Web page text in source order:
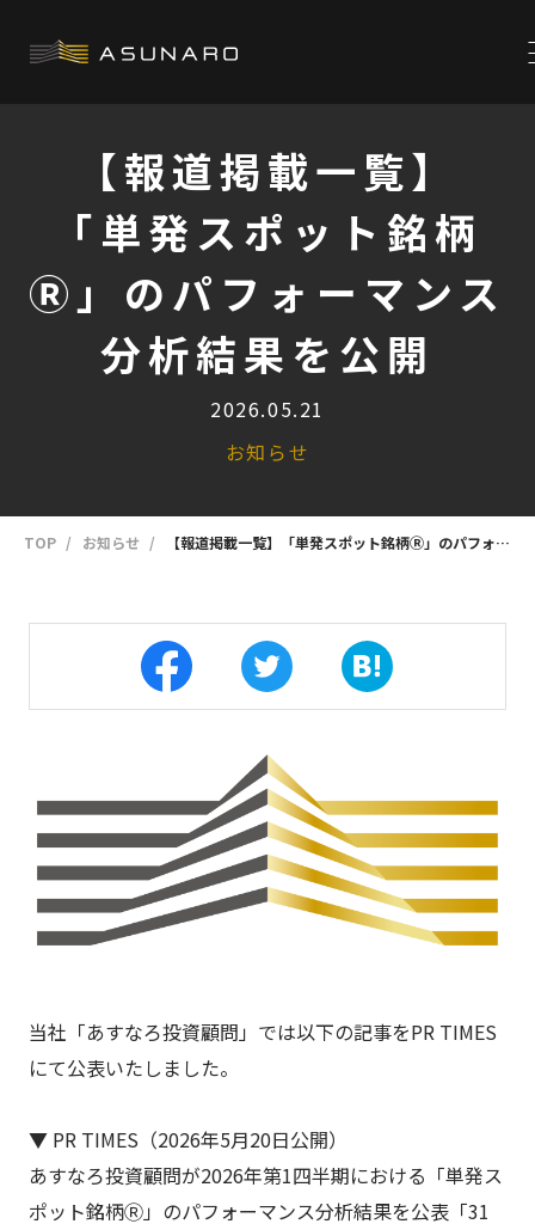
【報道掲載一覧】
「単発スポット銘柄
Ⓡ」のパフォーマンス
分析結果を公開
2026.05.21
お知らせ
TOP お知らせ 【報道掲載一覧】「単発スポット銘柄Ⓡ」のパフォーマンス分析結果を公開
当社「あすなろ投資顧問」では以下の記事をPR TIMES
にて公表いたしました。
▼ PR TIMES（2026年5月20日公開）
あすなろ投資顧問が2026年第1四半期における「単発ス
ポット銘柄Ⓡ」のパフォーマンス分析結果を公表「31